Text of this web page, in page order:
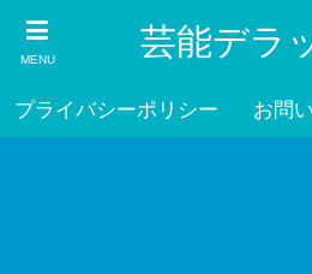
MENU 芸能デラ
プライバシーポリシー お問